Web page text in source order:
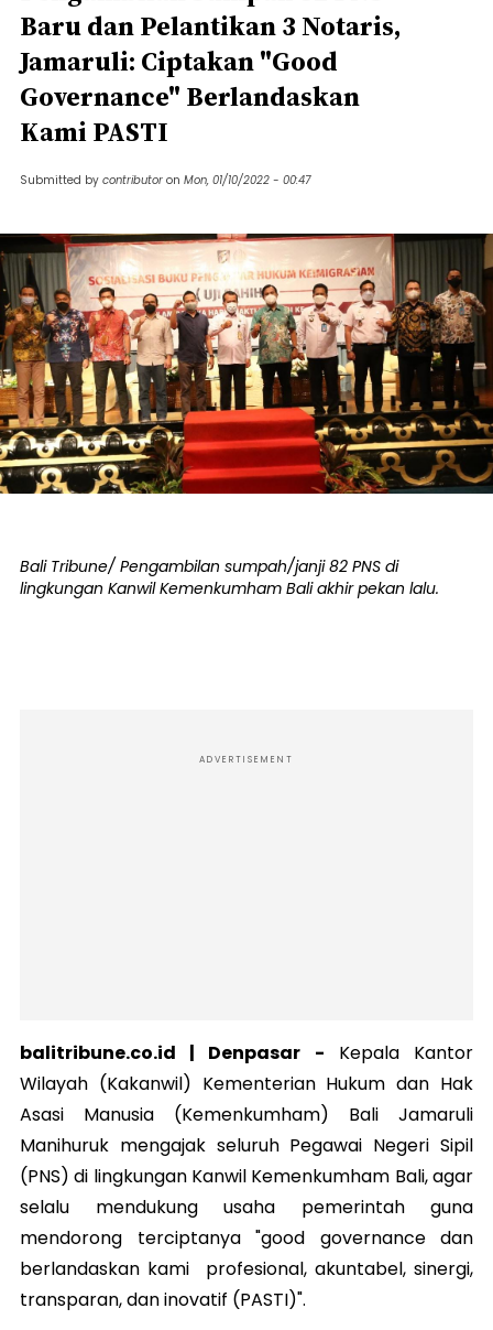
Baru dan Pelantikan 3 Notaris,
Jamaruli: Ciptakan "Good
Governance" Berlandaskan
Kami PASTI
Submitted by contributor on Mon, 01/10/2022 - 00:47
Bali Tribune/ Pengambilan sumpah/janji 82 PNS di
lingkungan Kanwil Kemenkumham Bali akhir pekan lalu.
ADVERTISEMENT
balitribune.co.id | Denpasar - Kepala Kantor
Wilayah (Kakanwil) Kementerian Hukum dan Hak
Asasi Manusia (Kemenkumham) Bali Jamaruli
Manihuruk mengajak seluruh Pegawai Negeri Sipil
(PNS) di lingkungan Kanwil Kemenkumham Bali, agar
selalu mendukung usaha pemerintah guna
mendorong terciptanya "good governance dan
berlandaskan kami profesional, akuntabel, sinergi,
transparan, dan inovatif (PASTI)".